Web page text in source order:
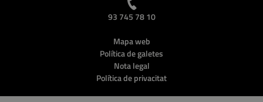
93 745 78 10
Mapa web
Política de galetes
Nota legal
Política de privacitat